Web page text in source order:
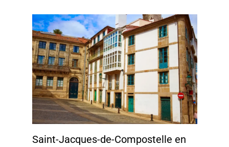
Saint-Jacques-de-Compostelle en